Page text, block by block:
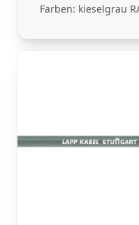
Farben: kieselgrau